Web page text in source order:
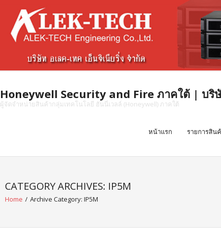
content
Honeywell Security and Fire ภาคใต้ | บริษั
ผู้จัดจำหน่ายสินค้ากลุ่มเทคโนโลยี ฮันนี่เวลล์ (Honeywell) ภาคใต้
หน้าแรก รายการสิน
CATEGORY ARCHIVES: IP5M
Home / Archive Category: IP5M